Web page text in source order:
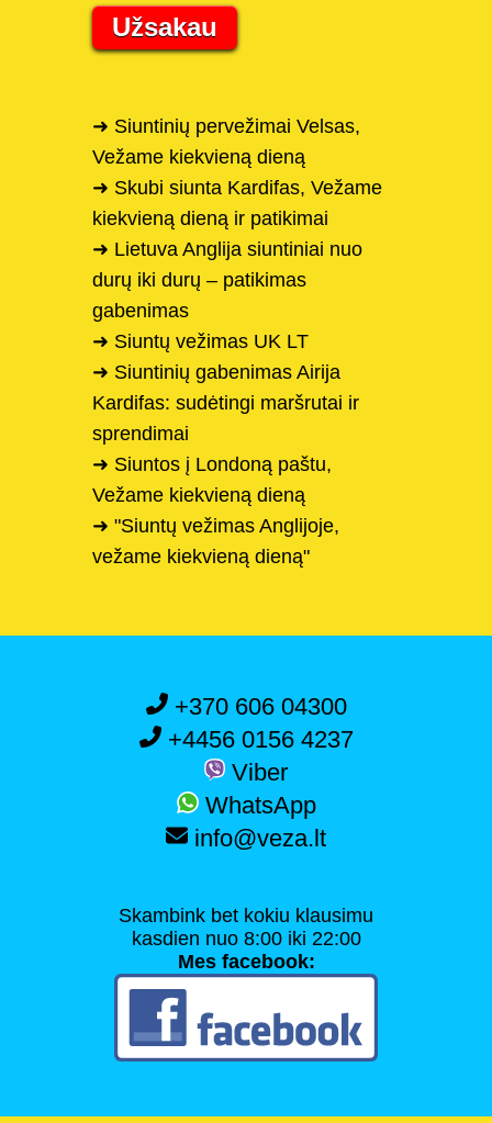
Užsakau
➜ Siuntinių pervežimai Velsas,
Vežame kiekvieną dieną
➜ Skubi siunta Kardifas, Vežame
kiekvieną dieną ir patikimai
➜ Lietuva Anglija siuntiniai nuo
durų iki durų – patikimas
gabenimas
➜ Siuntų vežimas UK LT
➜ Siuntinių gabenimas Airija
Kardifas: sudėtingi maršrutai ir
sprendimai
➜ Siuntos į Londoną paštu,
Vežame kiekvieną dieną
➜ "Siuntų vežimas Anglijoje,
vežame kiekvieną dieną"
+370 606 04300
+4456 0156 4237
Viber
WhatsApp
info@veza.lt
Skambink bet kokiu klausimu
kasdien nuo 8:00 iki 22:00
Mes facebook: